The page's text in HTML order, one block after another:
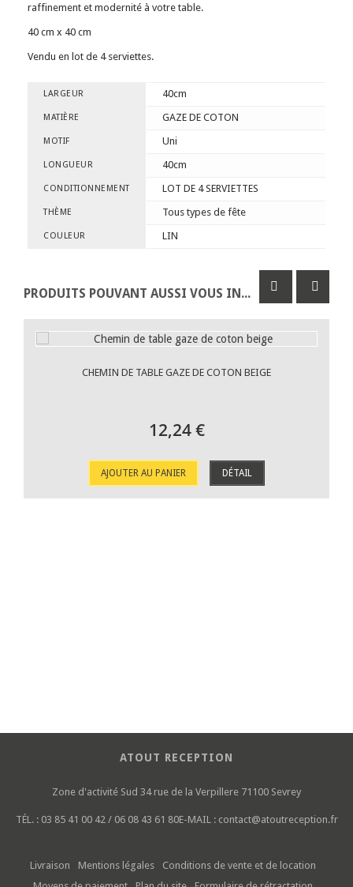
raffinement et modernité à votre table.
40 cm x 40 cm
Vendu en lot de 4 serviettes.
LARGEUR 40cm
MATIÈRE GAZE DE COTON
MOTIF Uni
LONGUEUR 40cm
CONDITIONNEMENT LOT DE 4 SERVIETTES
THÈME Tous types de fête
COULEUR LIN
PRODUITS POUVANT AUSSI VOUS INTÉRESSER
CHEMIN DE TABLE GAZE DE COTON BEIGE
12,24 €
AJOUTER AU PANIER DÉTAIL
ATOUT RECEPTION
Zone d'activité Sud 34 rue de la Verpillere 71100 Sevrey
TÉL. : 03 85 41 00 42 / 06 08 43 61 80E-MAIL : contact@atoutreception.fr
Livraison Mentions légales
Conditions de vente et de location